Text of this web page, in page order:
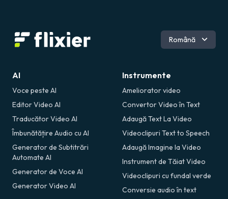
Engleză
Italiană
Germană
Română
AI
Voce peste AI
Editor Video AI
Traducător Video AI
Îmbunătățire Audio cu AI
Generator de Subtitrări
Automate AI
Generator de Voce AI
Generator Video AI
Instrumente
Ameliorator video
Convertor Video în Text
Adaugă Text La Video
Videoclipuri Text to Speech
Adaugă Imagine la Video
Instrument de Tăiat Video
Videoclipuri cu fundal verde
Conversie audio în text